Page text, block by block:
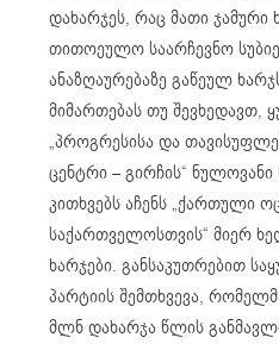
დახარჯეს, რაც მათი ჯამური
თითოეულო საარჩევნო
ანაზღაურებაზე გაწეულ
მიმართებას თუ შევხედავთ,
„პროგრესისა და
ცენტრი – გირჩის“ ნულოვანი
კითხვებს აჩენს „ქართული
საქართველოსთვის“ მიერ
ხარჯები. განსაკუთრებით
პარტიის შემთხვევა,
მლნ დახარჯა წლის